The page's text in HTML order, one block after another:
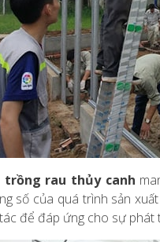
rau thủy canh
số của quá trình sản
để đáp ứng cho sự phát